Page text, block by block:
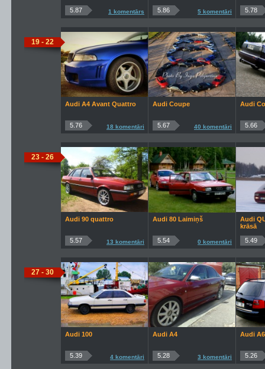
5.87 1 komentārs
5.86
5 komentāri
5.78
19 - 22
Audi A4 Avant Quattro
5.76 18 komentāri
Audi Coupe
5.67 40 komentāri
Audi
5.66
23 - 26
Audi 90 quattro
5.57 13 komentāri
Audi 80 Laimiņš
5.54 0 komentāri
Audi
krāsā
5.49
27 - 30
Audi 100
5.39 4 komentāri
Audi A4
5.28 3 komentāri
Audi
5.26